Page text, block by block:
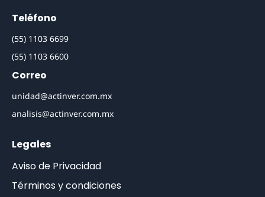
Teléfono
(55) 1103 6699
(55) 1103 6600
Correo
unidad@actinver.com.mx
analisis@actinver.com.mx
Legales
Aviso de Privacidad
Términos y condiciones